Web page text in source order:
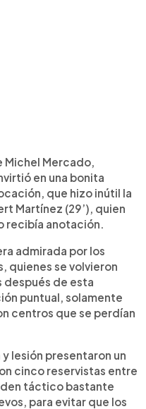
Michel Mercado,
en una bonita
que hizo inútil la
Martínez (29’), quien
recibía anotación.
admirada por los
quienes se volvieron
después de esta
puntual, solamente
centros que se perdían
lesión presentaron un
cinco reservistas entre
táctico bastante
para evitar que los